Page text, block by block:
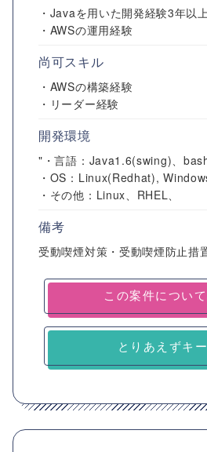
・Javaを用いた開発経験3年以
・AWSの運用経験
尚可スキル
・AWSの構築経験
・リーダー経験
開発環境
"・言語：Java1.6(swing)、bash
・OS：Linux(Redhat),
・その他：Linux、RHEL、
備考
受動喫煙対策・受動喫煙防止措
とりあえずキ